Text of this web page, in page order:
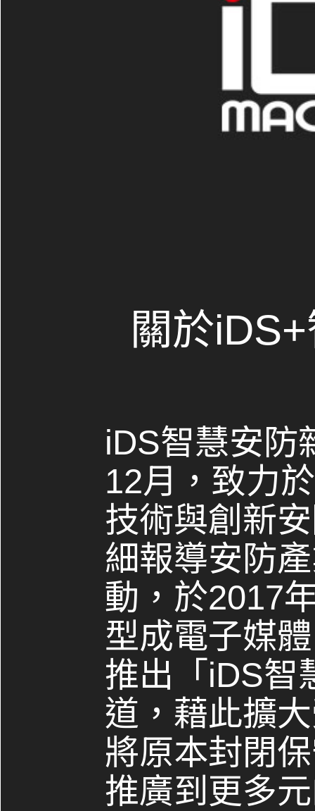
關於
iDS智慧安防
12月，致力
技術與創新
細報導安防
動，於2017
型成電子媒
推出「iDS智
道，藉此擴
將原本封閉
推廣到更多